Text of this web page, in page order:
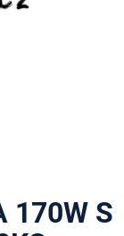
170W S